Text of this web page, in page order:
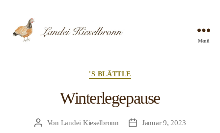
Menü
Kategorien
'S BLÄTTLE
Winterlegepause
Beitragsautor
Von Landei Kieselbronn Beitragsdatum
Januar 9, 2023